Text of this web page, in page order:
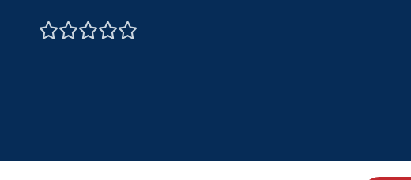
